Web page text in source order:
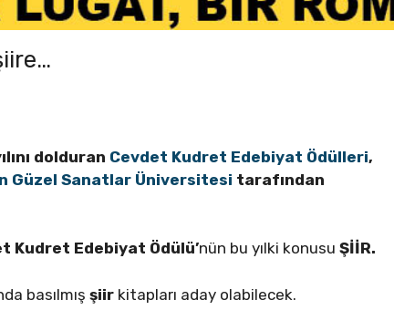
dolduran Cevdet Kudret Edebiyat Ödülleri,
Güzel Sanatlar Üniversitesi tarafından
Kudret Edebiyat Ödülü’nün bu yılki konusuŞİİR.
basılmışşiir kitapları aday olabilecek.